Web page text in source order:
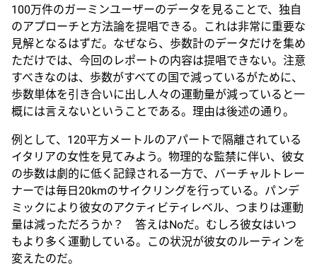
100万件のガーミンユーザーのデータを見ることで、独自
のアプローチと方法論を提唱できる。これは非常に重要な
見解となるはずだ。なぜなら、歩数計のデータだけを集め
ただけでは、今回のレポートの内容は提唱できない。注意
すべきなのは、歩数がすべての国で減っているがために、
歩数単体を引き合いに出し人々の運動量が減っていると一
概には言えないということである。理由は後述の通り。
例として、120平方メートルのアパートで隔離されている
イタリアの女性を見てみよう。物理的な監禁に伴い、彼女
の歩数は劇的に低く記録される一方で、バーチャルトレー
ナーでは毎日20kmのサイクリングを行っている。パンデ
ミックにより彼女のアクティビティレベル、つまりは運動
量は減っただろうか？ 答えはNoだ。むしろ彼女はいつ
もより多く運動している。この状況が彼女のルーティンを
変えたのだ。